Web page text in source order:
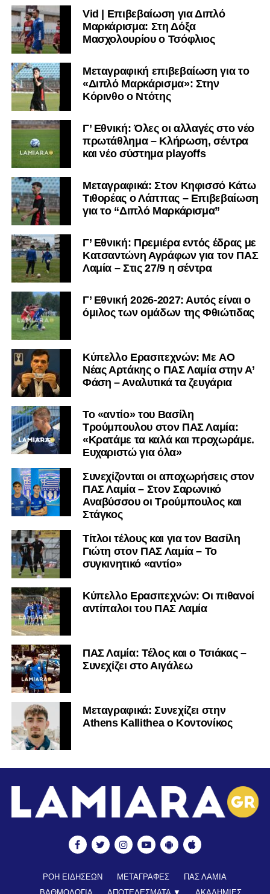
Πρόγραμμα
Αναπαραγωγής
Βίντεο
Vid | Επιβεβαίωση για Διπλό
Μαρκάρισμα: Στη Δόξα
Μασχολουρίου ο Τσόφλιος
Μεταγραφική επιβεβαίωση για το
«Διπλό Μαρκάρισμα»: Στην
Κόρινθο ο Ντότης
Γ’ Εθνική: Όλες οι αλλαγές στο νέο
πρωτάθλημα – Κλήρωση, σέντρα
και νέο σύστημα playoffs
Μεταγραφικά: Στον Κηφισσό Κάτω
Τιθορέας ο Λάππας – Επιβεβαίωση
για το “Διπλό Μαρκάρισμα”
Γ’ Εθνική: Πρεμιέρα εντός έδρας με
Κατσαντώνη Αγράφων για τον ΠΑΣ
Λαμία – Στις 27/9 η σέντρα
Γ’ Εθνική 2026-2027: Αυτός είναι ο
όμιλος των ομάδων της Φθιώτιδας
Kύπελλο Ερασιτεχνών: Με AO
Nέας Αρτάκης ο ΠΑΣ Λαμία στην Α’
Φάση – Αναλυτικά τα ζευγάρια
Το «αντίο» του Βασίλη
Τρούμπουλου στον ΠΑΣ Λαμία:
«Κρατάμε τα καλά και προχωράμε.
Ευχαριστώ για όλα»
Συνεχίζονται οι αποχωρήσεις στον
ΠΑΣ Λαμία – Στον Σαρωνικό
Αναβύσσου οι Τρούμπουλος και
Στάγκος
Τίτλοι τέλους και για τον Βασίλη
Γιώτη στον ΠΑΣ Λαμία – Το
συγκινητικό «αντίο»
Κύπελλο Ερασιτεχνών: Οι πιθανοί
αντίπαλοι του ΠΑΣ Λαμία
ΠΑΣ Λαμία: Τέλος και ο Τσιάκας –
Συνεχίζει στο Αιγάλεω
Mεταγραφικά: Συνεχίζει στην
Athens Kallithea ο Κοντονίκος
ΡΟΗ ΕΙΔΗΣΕΩΝ ΜΕΤΑΓΡΑΦΕΣ
ΠΑΣ ΛΑΜΙΑ